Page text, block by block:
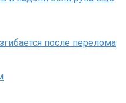
после перелома